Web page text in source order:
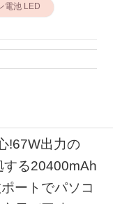
電池 LED
!67W出力の
する20400mAh
ートでパソコ